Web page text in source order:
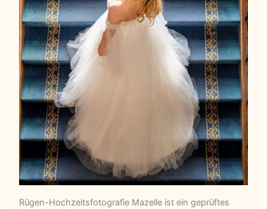
Rügen-Hochzeitsfotografie Mazelle ist ein geprüftes